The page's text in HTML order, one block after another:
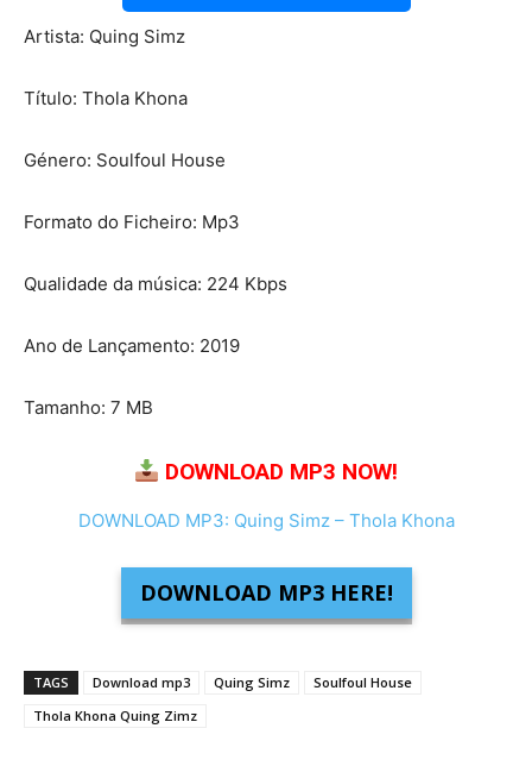
Artista: Quing Simz
Título: Thola Khona
Género: Soulfoul House
Formato do Ficheiro: Mp3
Qualidade da música: 224 Kbps
Ano de Lançamento: 2019
Tamanho: 7 MB
DOWNLOAD MP3 NOW!
DOWNLOAD MP3: Quing Simz – Thola Khona
DOWNLOAD MP3 HERE!
TAGS Download mp3 Quing Simz
Soulfoul House
Thola Khona Quing Zimz